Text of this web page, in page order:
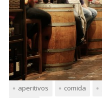
aperitivos comida